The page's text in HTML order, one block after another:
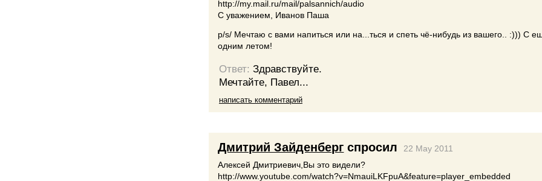
http://my.mail.ru/mail/palsannich/audio
С уважением, Иванов Паша
p/s/ Мечтаю с вами напиться или на...ться и спеть чё-нибудь из вашего.. :))) С
одним летом!
Ответ: Здравствуйте.
Мечтайте, Павел...
написать комментарий
Дмитрий Зайденберг спросил
22 May 2011
Алексей Дмитриевич,Вы это видели?
http://www.youtube.com/watch?v=NmauiLKFpuA&feature=player_embedded